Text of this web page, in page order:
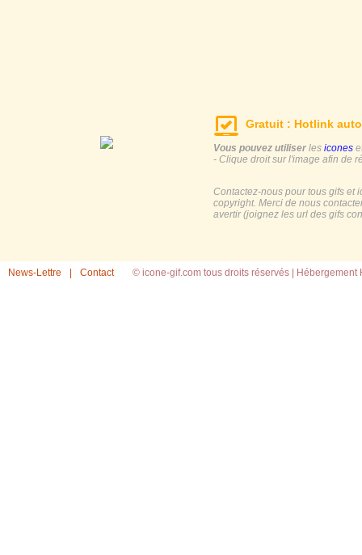
Gratuit : Hotlink
Vous pouvez utiliser les icones
- Clique droit sur l'image afin de
Contactez-nous pour tous gifs et
copyright. Merci de nous
avertir (joignez les url des gifs
News-Lettre Contact © icone-gif.com tous droits réservés | Hébergement